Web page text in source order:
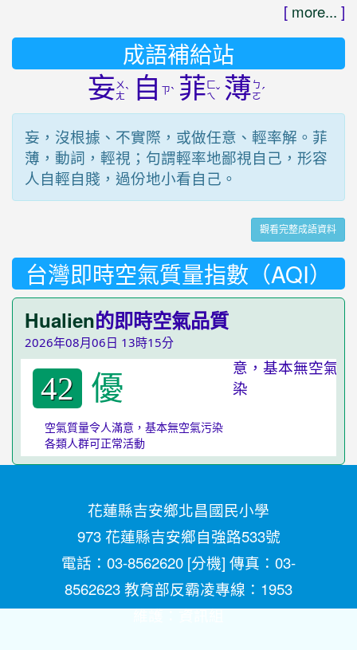
[ more... ]
成語補給站
妄ㄨ
ㄤˋ 自 ㄗˋ 菲ㄈ
ㄟˇ 薄 ㄅ
ㄛˊ
妄，沒根據、不實際，或做任意、輕率解。菲
薄，動詞，輕視；句謂輕率地鄙視自己，形容
人自輕自賤，過份地小看自己。
觀看完整成語資料
台灣即時空氣質量指數（AQI）
Hualien的即時空氣品質
2026年08月06日 13時15分
42 優
空氣質量令人滿意，基本無空氣污染
各類人群可正常活動
花蓮縣吉安鄉北昌國民小學
973 花蓮縣吉安鄉自強路533號
電話：03-8562620 [分機] 傳真：03-
8562623 教育部反霸凌專線：1953
維護：資訊組